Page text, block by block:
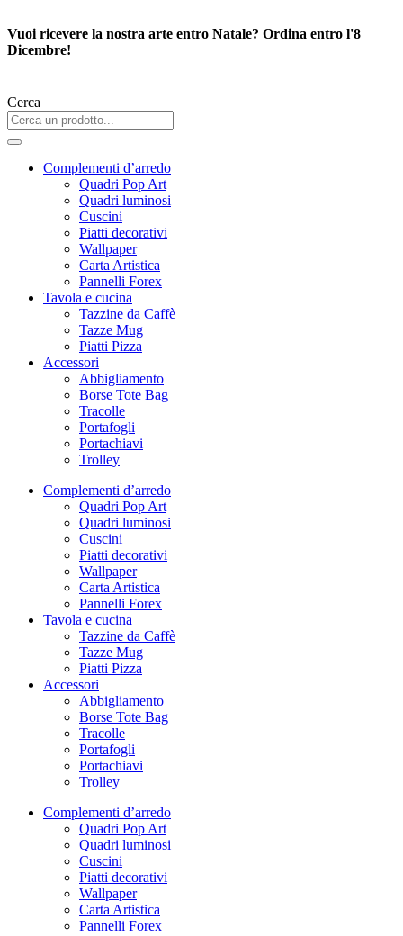
al
contenuto
Vuoi ricevere la nostra arte entro Natale? Ordina entro l'8
Dicembre!
Cerca
Complementi d’arredo
Quadri Pop Art
Quadri luminosi
Cuscini
Piatti decorativi
Wallpaper
Carta Artistica
Pannelli Forex
Tavola e cucina
Tazzine da Caffè
Tazze Mug
Piatti Pizza
Accessori
Abbigliamento
Borse Tote Bag
Tracolle
Portafogli
Portachiavi
Trolley
Complementi d’arredo
Quadri Pop Art
Quadri luminosi
Cuscini
Piatti decorativi
Wallpaper
Carta Artistica
Pannelli Forex
Tavola e cucina
Tazzine da Caffè
Tazze Mug
Piatti Pizza
Accessori
Abbigliamento
Borse Tote Bag
Tracolle
Portafogli
Portachiavi
Trolley
Complementi d’arredo
Quadri Pop Art
Quadri luminosi
Cuscini
Piatti decorativi
Wallpaper
Carta Artistica
Pannelli Forex